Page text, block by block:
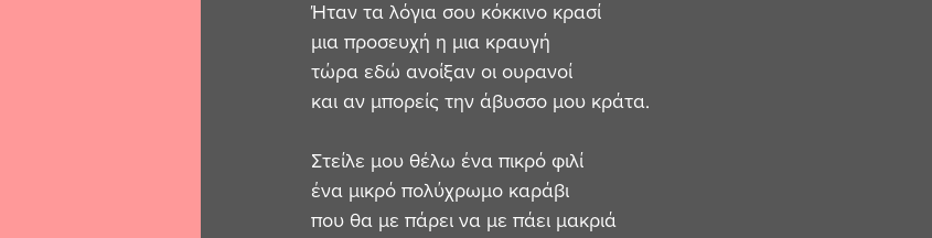
Ήταν τα λόγια σου κόκκινο κρασί
μια προσευχή η μια κραυγή
τώρα εδώ ανοίξαν οι ουρανοί
και αν μπορείς την άβυσσο μου κράτα.
Στείλε μου θέλω ένα πικρό φιλί
ένα μικρό πολύχρωμο καράβι
που θα με πάρει να με πάει μακριά